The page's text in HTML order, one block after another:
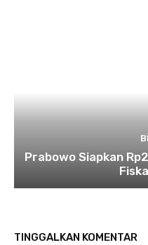
Prabowo Siapkan
TINGGALKAN KOMENTAR